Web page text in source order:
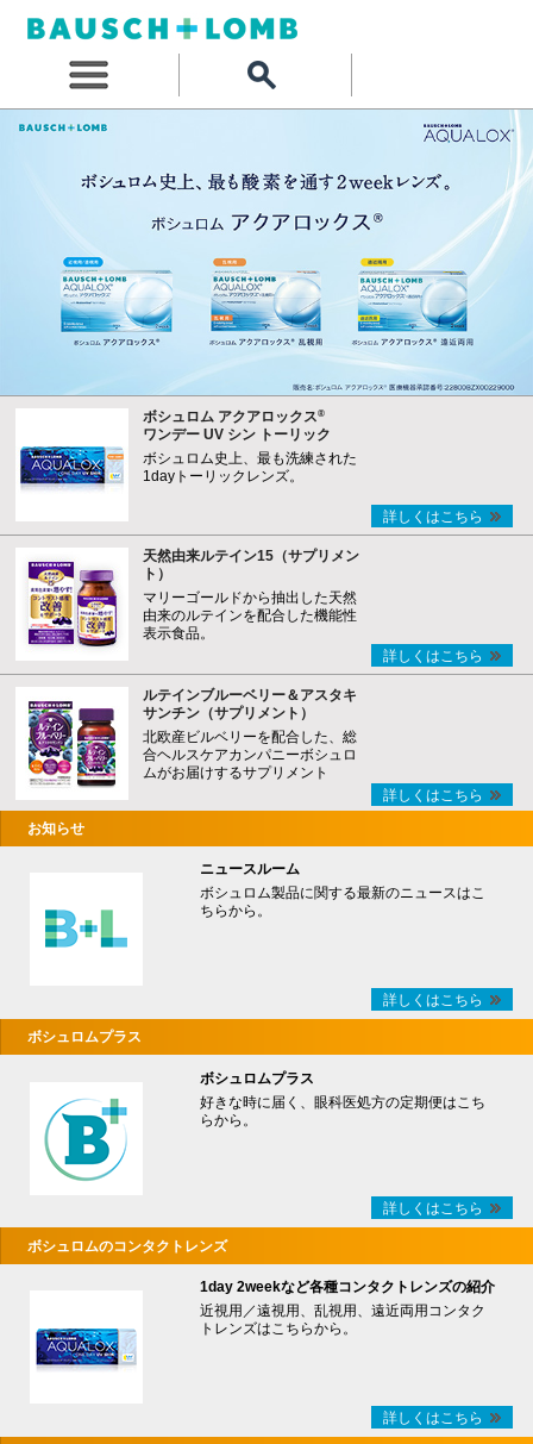
ボシュロム アクアロックス®
ワンデー UV シン トーリック
ボシュロム史上、最も洗練された
1dayトーリックレンズ。
詳しくはこちら
天然由来ルテイン15（サプリメン
ト）
マリーゴールドから抽出した天然
由来のルテインを配合した機能性
表示食品。
詳しくはこちら
ルテインブルーベリー＆アスタキ
サンチン（サプリメント）
北欧産ビルベリーを配合した、総
合ヘルスケアカンパニーボシュロ
ムがお届けするサプリメント
詳しくはこちら
お知らせ
ニュースルーム
ボシュロム製品に関する最新のニュースはこ
ちらから。
詳しくはこちら
ボシュロムプラス
ボシュロムプラス
好きな時に届く、眼科医処方の定期便はこち
らから。
詳しくはこちら
ボシュロムのコンタクトレンズ
1day 2weekなど各種コンタクトレンズの紹介
近視用／遠視用、乱視用、遠近両用コンタク
トレンズはこちらから。
詳しくはこちら